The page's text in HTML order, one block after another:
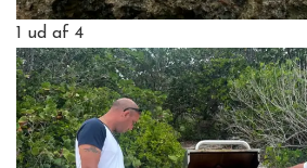
1 ud af 4